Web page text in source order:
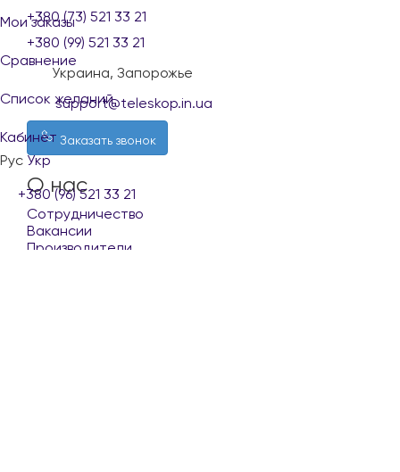
Мои заказы
Сравнение
Список желаний
Кабинет
Рус Укр
+380 (96) 521 33 21
+380 (73) 521 33 21
+380 (99) 521 33 21
Украина, Запорожье
support@teleskop.in.ua
Заказать звонок
О нас
Сотрудничество
Вакансии
Производители